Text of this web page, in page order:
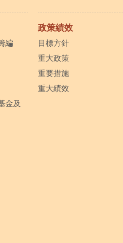
編
金及
政策績效
目標方針
重大政策
重要措施
重大績效